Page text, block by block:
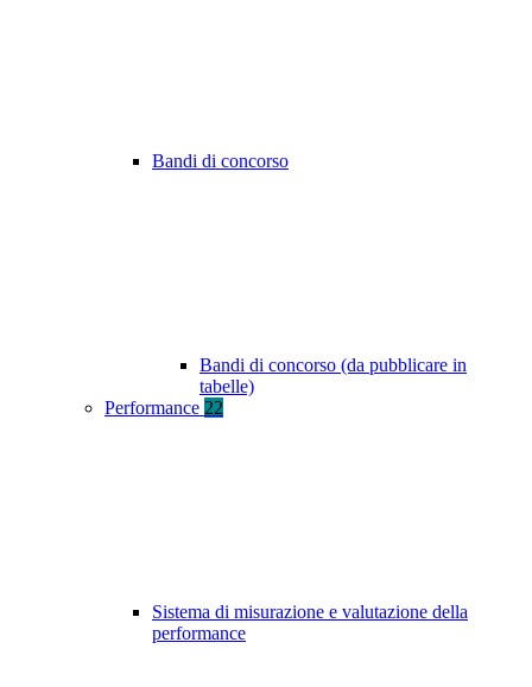
Bandi di concorso
Bandi di concorso (da pubblicare in
tabelle)
Performance 22
Sistema di misurazione e valutazione della
performance